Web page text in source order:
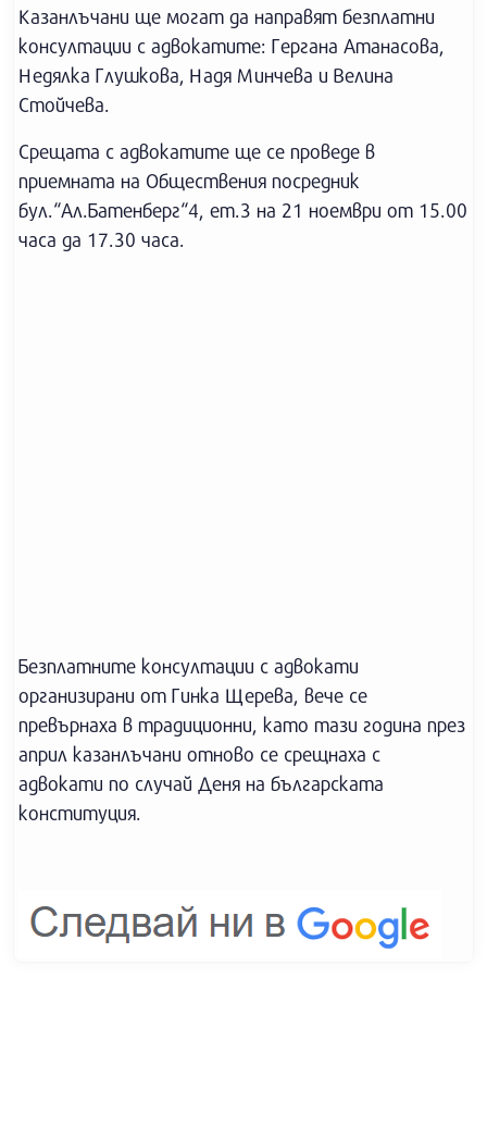
Казанлъчани ще могат да направят безплатни
консултации с адвокатите: Гергана Атанасова,
Недялка Глушкова, Надя Минчева и Велина
Стойчева.
Срещата с адвокатите ще се проведе в
приемната на Обществения посредник
бул.“Ал.Батенберг“4, ет.3 на 21 ноември от 15.00
часа да 17.30 часа.
Безплатните консултации с адвокати
организирани от Гинка Щерева, вече се
превърнаха в традиционни, като тази година през
април казанлъчани отново се срещнаха с
адвокати по случай Деня на българската
конституция.